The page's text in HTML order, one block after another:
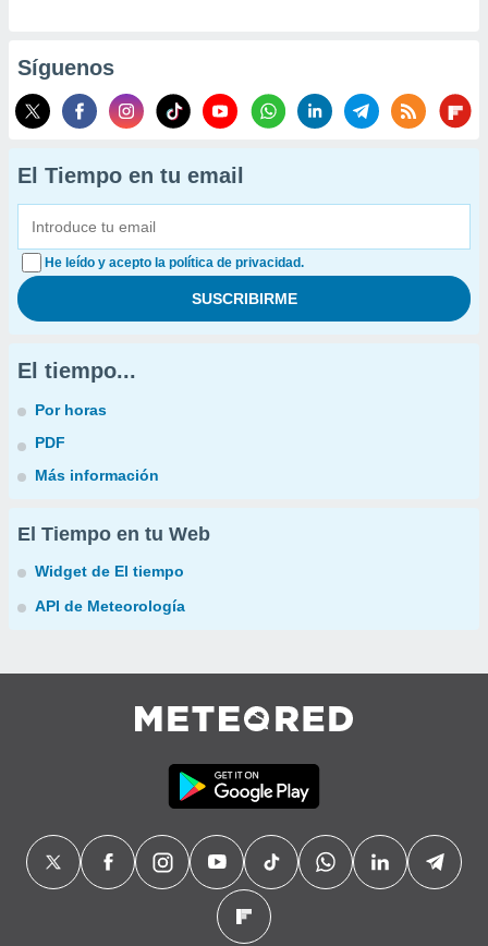
Síguenos
El Tiempo en tu email
He leído y acepto la política de privacidad.
El tiempo...
Por horas
PDF
Más información
El Tiempo en tu Web
Widget de El tiempo
API de Meteorología